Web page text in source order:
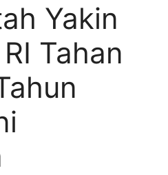
Yakin
Tahan